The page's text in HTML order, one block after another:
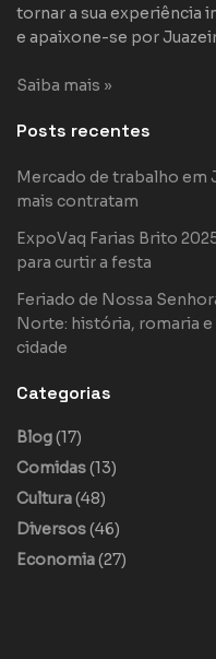
tornar a sua experiência
e apaixone-se por
Saiba mais »
Posts recentes
Mercado de trabalho em
mais contratam
ExpoVaq Farias Brito
para curtir a festa
Feriado de Nossa
Norte: história, romaria e
cidade
Categorias
Blog(17)
Comidas(13)
Cultura(48)
Diversos(46)
Economia(27)